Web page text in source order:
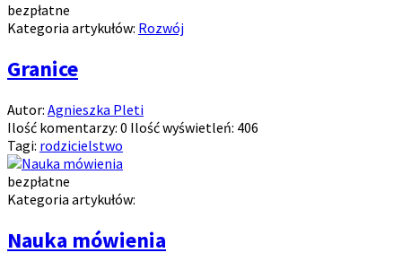
bezpłatne
Kategoria artykułów: Rozwój
Granice
Autor: Agnieszka Pleti
Ilość komentarzy: 0 Ilość wyświetleń: 406
Tagi: rodzicielstwo
bezpłatne
Kategoria artykułów:
Nauka mówienia